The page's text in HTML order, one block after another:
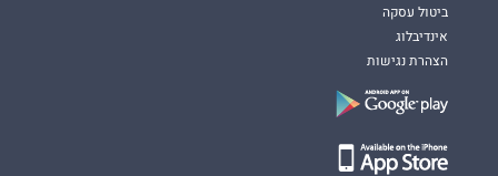
ביטול עסקה
אינדיבלוג
הצהרת נגישות